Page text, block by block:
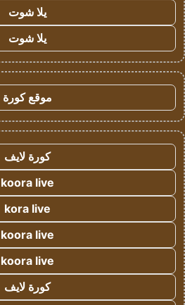
يلا شوت
يلا شوت
موقع كورة
كورة لايف
koora live
kora live
koora live
koora live
كورة لايف